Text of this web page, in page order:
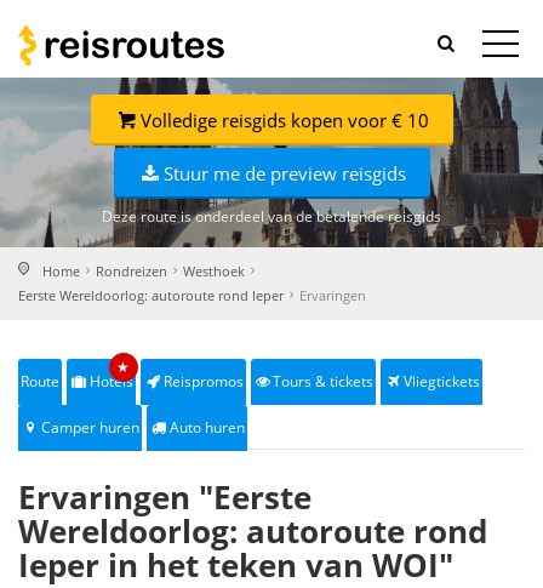
Volledige reisgids kopen voor € 10
Stuur me de preview reisgids
Deze route is onderdeel van de betalende reisgids
Home Rondreizen
Westhoek
Eerste Wereldoorlog: autoroute rond Ieper
Ervaringen
Route Hotels
★
Reispromos Tours & tickets Vliegtickets
Camper huren Auto huren
Ervaringen "Eerste
Wereldoorlog: autoroute rond
Ieper in het teken van WOI"